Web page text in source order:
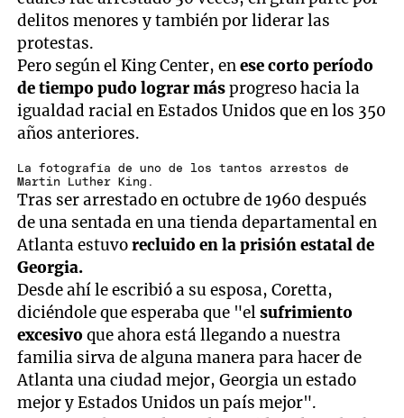
delitos menores y también por liderar las
protestas.
Pero según el King Center, enese corto período
de tiempo pudo lograr másprogreso hacia la
igualdad racial en Estados Unidos que en los 350
años anteriores.
La fotografía de uno de los tantos arrestos de
Martin Luther King.
Tras ser arrestado en octubre de 1960 después
de una sentada en una tienda departamental en
Atlanta estuvorecluido en la prisión estatal de
Georgia.
Desde ahí le escribió a su esposa, Coretta,
diciéndole que esperaba que "elsufrimiento
excesivoque ahora está llegando a nuestra
familia sirva de alguna manera para hacer de
Atlanta una ciudad mejor, Georgia un estado
mejor y Estados Unidos un país mejor".